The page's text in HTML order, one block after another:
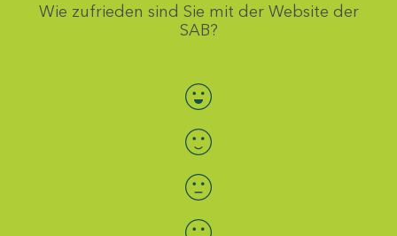
Wie zufrieden sind Sie mit der Website der
SAB?
Bewertung auswählen